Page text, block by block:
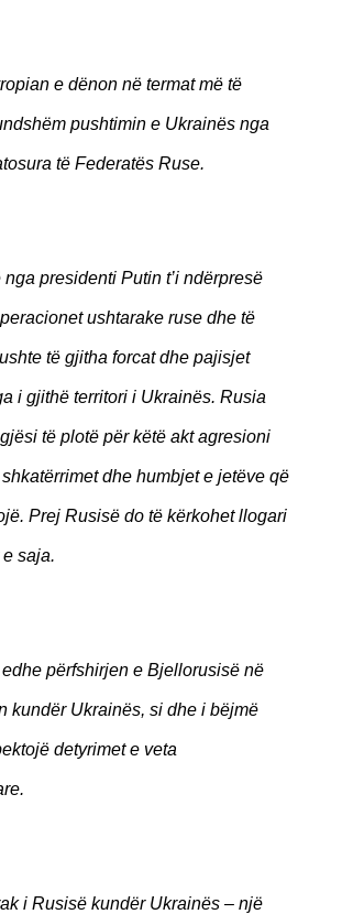
e dënon në termat më të
pushtimin e Ukrainës nga
të Federatës Ruse.
presidenti Putin t’i ndërpresë
ushtarake ruse dhe të
të gjitha forcat dhe pajisjet
i gjithë territori i Ukrainës. Rusia
të plotë për këtë akt agresioni
dhe humbjet e jetëve që
Prej Rusisë do të kërkohet llogari
saja.
përfshirjen e Bjellorusisë në
kundër Ukrainës, si dhe i bëjmë
detyrimet e veta
i Rusisë kundër Ukrainës – një